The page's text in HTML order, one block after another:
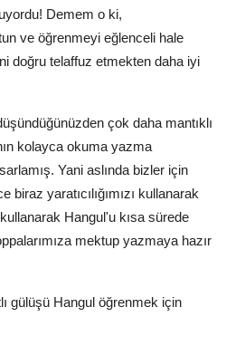
Demem o ki,
ve öğrenmeyi eğlenceli hale
doğru telaffuz etmekten daha iyi
çok daha mantıklı
kolayca okuma yazma
Yani aslında bizler için
yaratıcılığımızı kullanarak
Hangul'u kısa sürede
mektup yazmaya hazır
gülüşü Hangul öğrenmek için